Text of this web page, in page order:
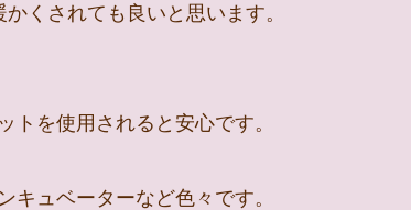
くされても良いと思います。
を使用されると安心です。
ュベーターなど色々です。